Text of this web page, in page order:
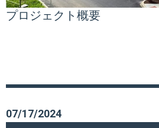
プロジェクト概要
07/17/2024